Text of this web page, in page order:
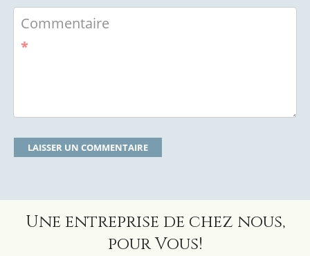
Commentaire
*
Une entreprise de chez nous,
pour Vous!